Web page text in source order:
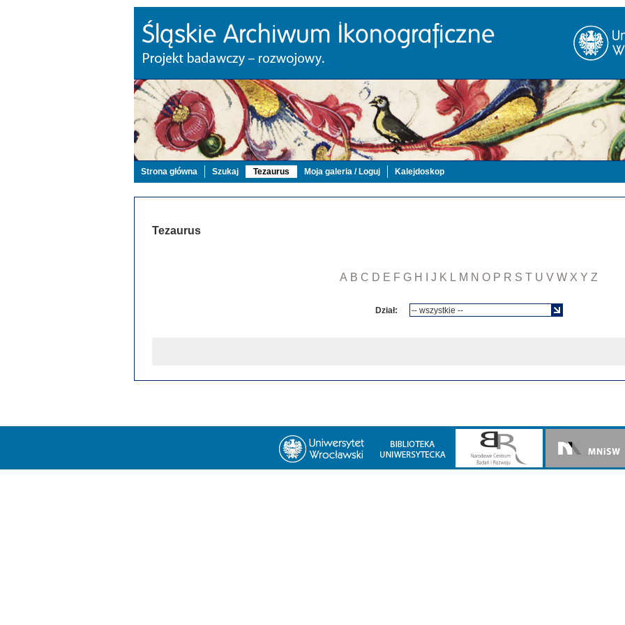
Strona główna Szukaj Tezaurus Moja galeria / Loguj Kalejdoskop
Tezaurus
A B C D E F G H J K L M N O P R S T U V W X Y Z
Dział: